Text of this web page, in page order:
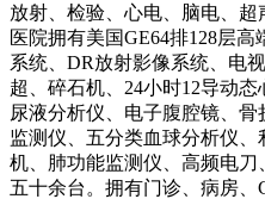
放射、检验、心电、脑电、超
医院拥有美国GE64排128层
系统、DR放射影像系统、电
超、碎石机、24小时12导动态
尿液分析仪、电子腹腔镜、
监测仪、五分类血球分析仪
机、肺功能监测仪、高频电
五十余台。拥有门诊、病房